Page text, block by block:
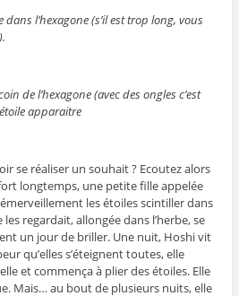
l’hexagone (s’il est trop long, vous
de l’hexagone (avec des ongles c’est
apparaitre
se réaliser un souhait ? Ecoutez alors
longtemps, une petite fille appelée
les étoiles scintiller dans
regardait, allongée dans l’herbe, se
un jour de briller. Une nuit, Hoshi vit
qu’elles s’éteignent toutes, elle
et commença à plier des étoiles. Elle
Mais… au bout de plusieurs nuits, elle